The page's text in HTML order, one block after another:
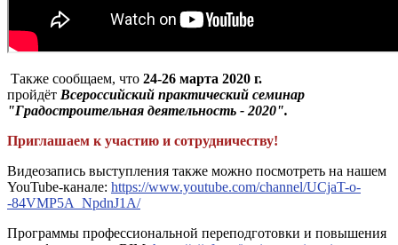
Также сообщаем, что 24-26 марта 2020 г.
пройдёт Всероссийский практический семинар
"Градостроительная деятельность - 2020".
Приглашаем к участию и сотрудничеству!
Видеозапись выступления также можно посмотреть на нашем
YouTube-канале: https://www.youtube.com/channel/UCjaT-o-
-84VMP5A_NpdnJ1A/
Программы профессиональной переподготовки и повышения